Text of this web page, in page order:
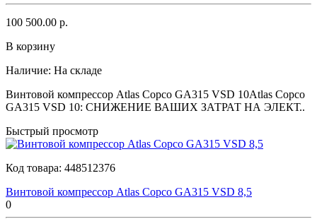
100 500.00 р.
В корзину
Наличие: На складе
Винтовой компрессор Atlas Copco GA315 VSD 10Atlas Copco
GA315 VSD 10: СНИЖЕНИЕ ВАШИХ ЗАТРАТ НА ЭЛЕКТ..
Быстрый просмотр
Код товара: 448512376
Винтовой компрессор Atlas Copco GA315 VSD 8,5
0